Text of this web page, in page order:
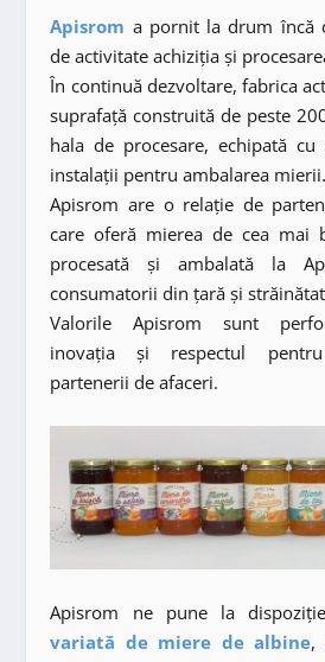
Apisrom a pornit la drum încă
de activitate achiziția și
În continuă dezvoltare, fabrica
suprafață construită de peste
hala de procesare, echipată
instalații pentru ambalarea mierii.
Apisrom are o relație de
care oferă mierea de cea mai
procesată și ambalată la
consumatorii din țară și
Valorile Apisrom sunt
inovația și respectul
partenerii de afaceri.
Apisrom ne pune la
variată de miere de albine,